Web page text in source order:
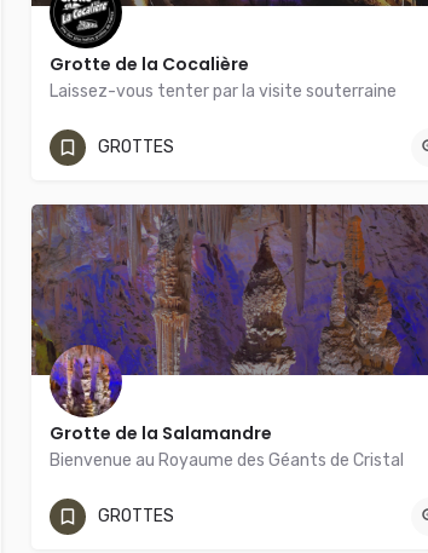
Grotte de la Cocalière
Laissez-vous tenter par la visite souterraine
04 66 24 34 74
GROTTES
Grotte de la Salamandre
Bienvenue au Royaume des Géants de Cristal
04 66 60 06 00
GROTTES